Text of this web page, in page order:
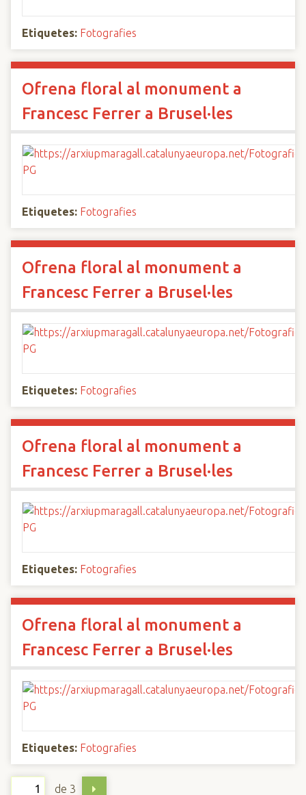
Etiquetes: Fotografies
Ofrena floral al monument a
Francesc Ferrer a Brusel·les
Etiquetes: Fotografies
Ofrena floral al monument a
Francesc Ferrer a Brusel·les
Etiquetes: Fotografies
Ofrena floral al monument a
Francesc Ferrer a Brusel·les
Etiquetes: Fotografies
Ofrena floral al monument a
Francesc Ferrer a Brusel·les
Etiquetes: Fotografies
de 3